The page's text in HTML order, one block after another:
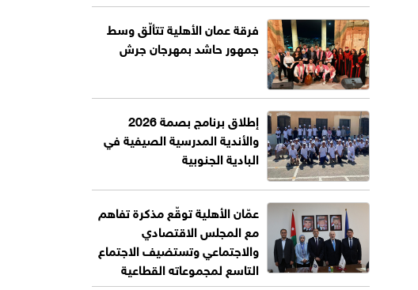
فرقة عمان الأهلية تتألّق وسط
جمهور حاشد بمهرجان جرش
إطلاق برنامج بصمة 2026
والأندية المدرسية الصيفية في
البادية الجنوبية
عمّان الأهلية توقّع مذكرة تفاهم
مع المجلس الاقتصادي
والاجتماعي وتستضيف الاجتماع
التاسع لمجموعاته القطاعية